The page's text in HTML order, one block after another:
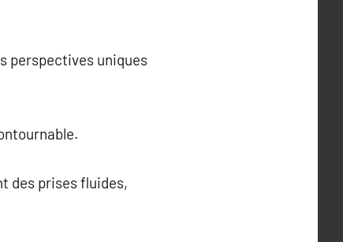
perspectives uniques
des prises fluides,